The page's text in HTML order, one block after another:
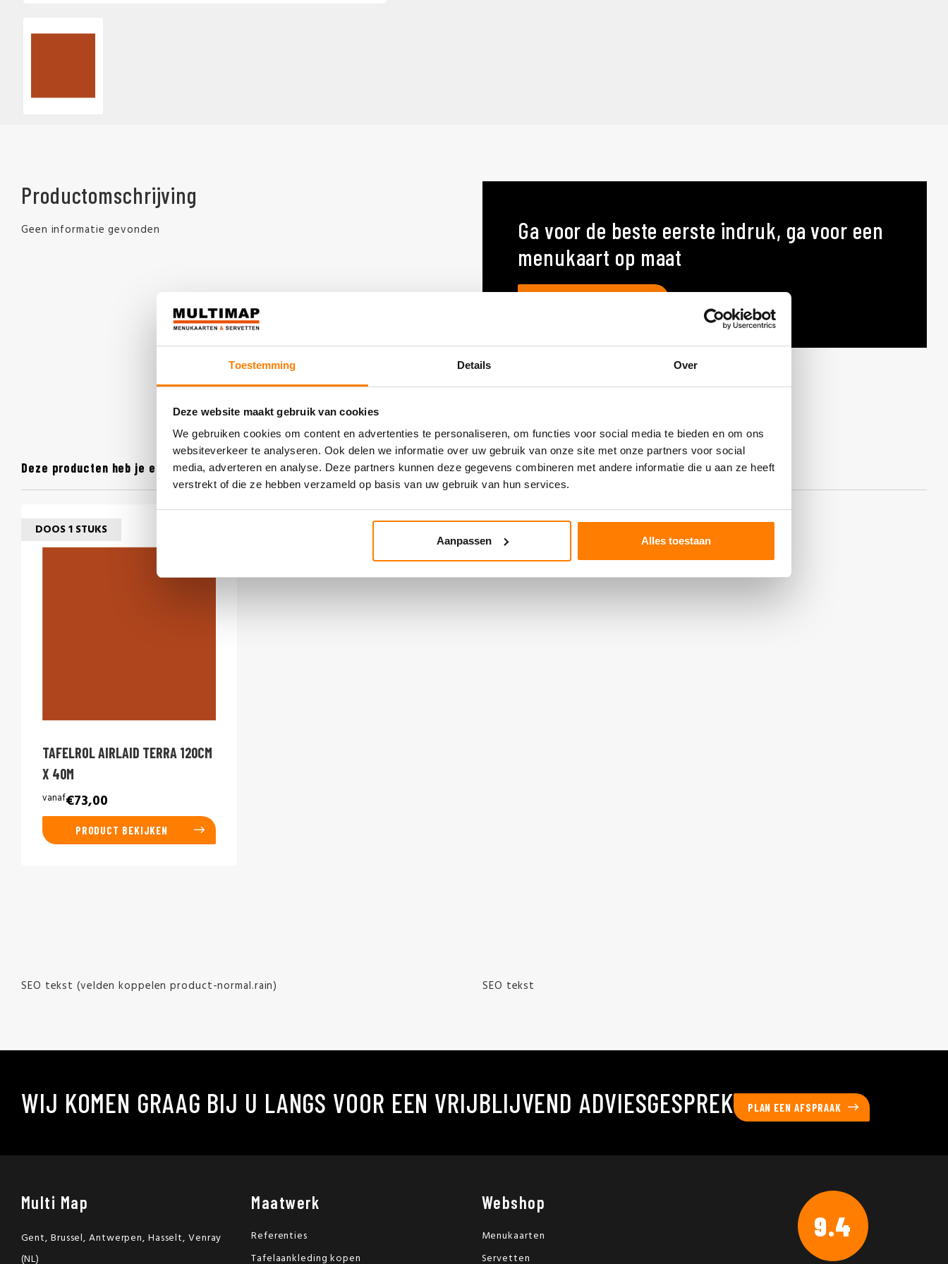
Toestemming Details Over
Deze website maakt gebruik van cookies
We gebruiken cookies om content en advertenties te personaliseren, om functies voor social media te bieden en om ons
websiteverkeer te analyseren. Ook delen we informatie over uw gebruik van onze site met onze partners voor social
media, adverteren en analyse. Deze partners kunnen deze gegevens combineren met andere informatie die u aan ze heeft
verstrekt of die ze hebben verzameld op basis van uw gebruik van hun services.
Aanpassen Alles toestaan
Productomschrijving
Geen informatie gevonden
Ga voor de beste eerste indruk, ga voor een
menukaart op maat
Deze producten heb je eerder bekeken
DOOS 1 STUKS
TAFELROL AIRLAID TERRA 120CM
X 40M
vanaf€73,00
PRODUCT BEKIJKEN
SEO tekst (velden koppelen product-normal.rain) SEO tekst
WIJ KOMEN GRAAG BIJ U LANGS VOOR EEN VRIJBLIJVEND ADVIESGESPREK PLAN EEN AFSPRAAK
Multi Map
Gent, Brussel, Antwerpen, Hasselt, Venray
(NL)
Maatwerk
Referenties
Tafelaankleding kopen
Webshop
Menukaarten
Servetten
9.4